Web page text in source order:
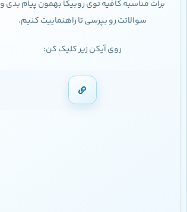
برات مناسبه کافیه توی روبیکا بهمون پیام بدی و
سوالاتت رو بپرسی تا راهنماییت کنیم.
روی آیکن زیر کلیک کن: